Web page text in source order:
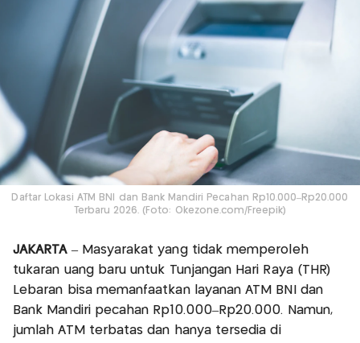
Daftar Lokasi ATM BNI dan Bank Mandiri Pecahan Rp10.000–Rp20.000
Terbaru 2026. (Foto: Okezone.com/Freepik)
JAKARTA– Masyarakat yang tidak memperoleh
tukaran uang baru untuk Tunjangan Hari Raya (THR)
Lebaran bisa memanfaatkan layanan ATM BNI dan
Bank Mandiri pecahan Rp10.000–Rp20.000. Namun,
jumlah ATM terbatas dan hanya tersedia di